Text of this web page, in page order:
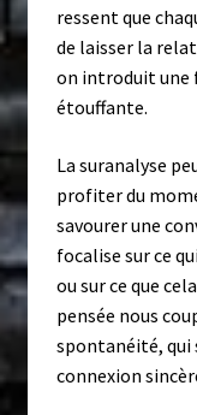
ressent que
de laisser la
on introduit une
étouffante.
La suranalyse
profiter du
savourer une
focalise sur ce
ou sur ce que
pensée nous
spontanéité, qui
connexion